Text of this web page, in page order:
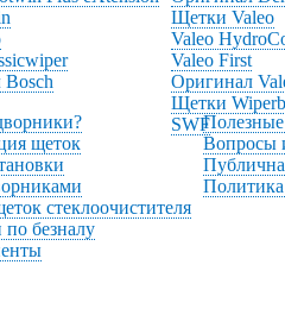
Щетки Valeo
Valeo
Valeo First
Оригинал
Щетки
SWF
щеток
стеклоочистителя
безналу
Вопросы